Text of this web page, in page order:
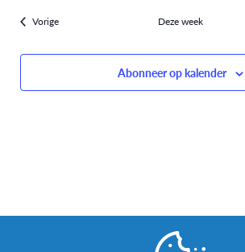
Vorige Deze week
Abonneer op kalender